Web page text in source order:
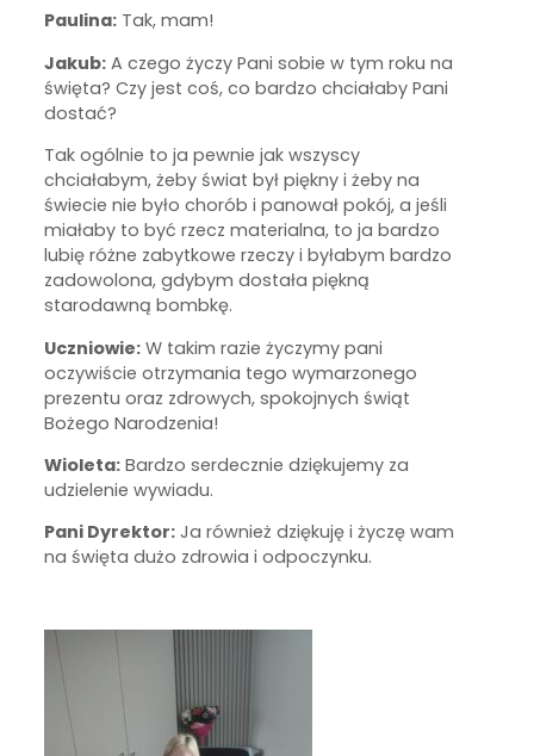
Paulina: Tak, mam!
Jakub: A czego życzy Pani sobie w tym roku na
święta? Czy jest coś, co bardzo chciałaby Pani
dostać?
Tak ogólnie to ja pewnie jak wszyscy
chciałabym, żeby świat był piękny i żeby na
świecie nie było chorób i panował pokój, a jeśli
miałaby to być rzecz materialna, to ja bardzo
lubię różne zabytkowe rzeczy i byłabym bardzo
zadowolona, gdybym dostała piękną
starodawną bombkę.
Uczniowie: W takim razie życzymy pani
oczywiście otrzymania tego wymarzonego
prezentu oraz zdrowych, spokojnych świąt
Bożego Narodzenia!
Wioleta: Bardzo serdecznie dziękujemy za
udzielenie wywiadu.
Pani Dyrektor: Ja również dziękuję i życzę wam
na święta dużo zdrowia i odpoczynku.